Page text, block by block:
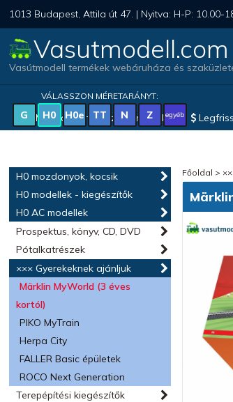
1013 Budapest, Attila út 47. | Nyitva: H-P: 10.00-
Vasutmodell.com
Vasútmodell termékek webáruháza és
VÁLASSZON MÉRETARÁNYT:
G H0 H0e TT N Z egyéb
Magyar vonatkozású modellek
H0 mozdonyok, kocsik
H0 modellek - kiegészítők
H0 AC modellek
Prospektus, könyv, CD, DVD
Pótalkatrészek
××× Gyerekeknek ajánljuk
Märklin MyWorld (3 éves
kortól)
PIKO MyTrain
Herpa City
FALLER Basic épületek
ROCO Next Generation
Terepépítési kiegészítők
Főoldal >